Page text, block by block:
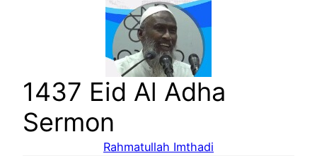
1437 Eid Al Adha
Sermon
Rahmatullah Imthadi